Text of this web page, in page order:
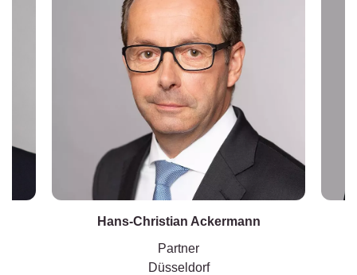
Hans-Christian Ackermann
Partner
Düsseldorf